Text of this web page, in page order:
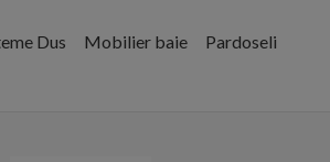
Dus Mobilier baie Pardoseli